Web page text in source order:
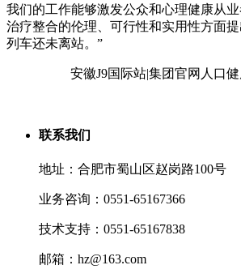
我们的工作能够激发公众和心理健康从
治疗整合的伦理、可行性和实用性方面
列车还未离站。”
安徽J9国际站|集团官网人口
联系我们
地址：合肥市蜀山区赵岗路100号
业务咨询：0551-65167366
技术支持：0551-65167838
邮箱：hz@163.com